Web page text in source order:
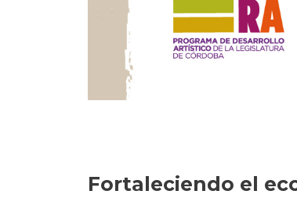
Fortaleciendo el